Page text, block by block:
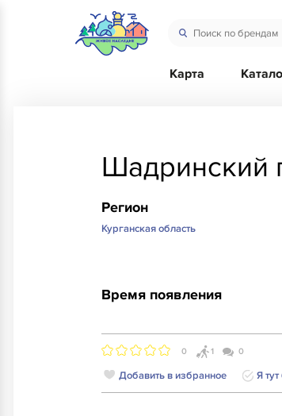
Карта
Шадринский
Регион
Курганская область
Время появления
0 1 0
Добавить в избранное Я